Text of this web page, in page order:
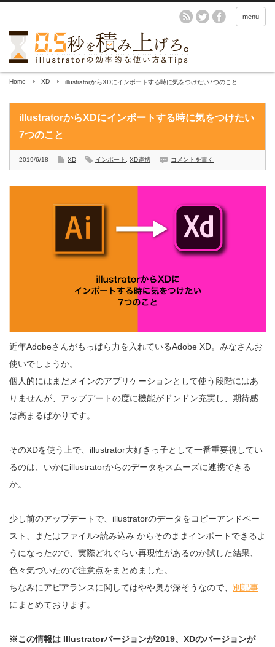
menu
Home XD illustratorからXDにインポートする時に気をつけたい7つのこと
illustratorからXDにインポートする時に気をつけたい
7つのこと
2019/6/18 XD インポート XD連携 コメントを書く
近年Adobeさんがもっぱら力を入れているAdobe XD。みなさんお
使いでしょうか。
個人的にはまだメインのアプリケーションとして使う段階にはあ
りませんが、アップデートの度に機能がドンドン充実し、期待感
は高まるばかりです。
そのXDを使う上で、illustrator大好きっ子として一番重要視してい
るのは、いかにillustratorからのデータをスムーズに連携できる
か。
少し前のアップデートで、illustratorのデータをコピーアンドペー
スト、またはファイル>読み込み からそのままインポートできるよ
うになったので、実際どれぐらい再現性があるのか試した結果、
色々気づいたので注意点をまとめました。
ちなみにアピアランスに関してはやや奥が深そうなので、 別記事
にまとめております。
※この情報は Illustratorバージョンが2019、XDのバージョンが